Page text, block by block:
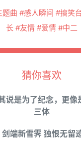
曲 #感人瞬间 #搞笑
长 #友情 #爱情 #中二
猜你喜欢
说是为了纪念，更
三体
剑端新雪霁 独恨无